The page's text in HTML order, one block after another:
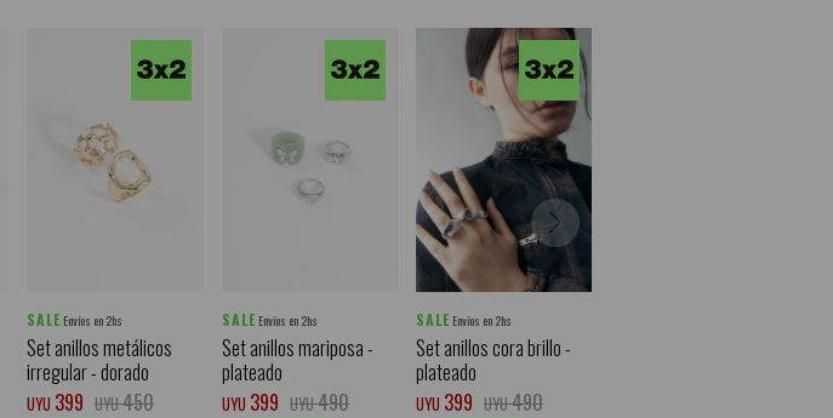
SALE Envíos en 2hs
Set anillos metálicos
irregular - dorado
UYU 399 UYU450
SALE Envíos en 2hs
Set anillos mariposa -
plateado
UYU 399 UYU490
SALE Envíos en 2hs
Set anillos cora brillo -
plateado
UYU 399 UYU490